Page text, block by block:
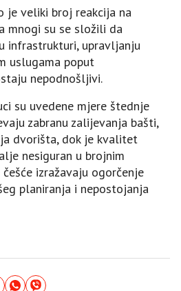
je veliki broj reakcija na
mnogi su se složili da
infrastrukturi, upravljanju
uslugama poput
nepodnošljivi.
su uvedene mjere štednje
zabranu zalijevanja bašti,
dvorišta, dok je kvalitet
nesiguran u brojnim
izražavaju ogorčenje
planiranja i nepostojanja